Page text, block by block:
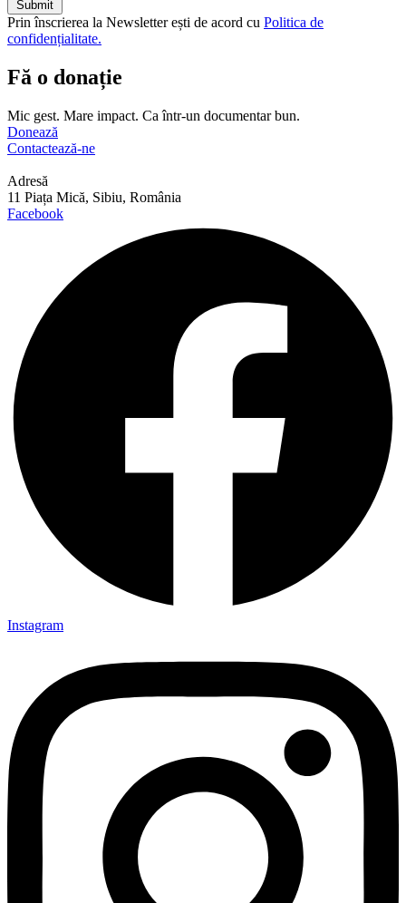
Submit
Prin înscrierea la Newsletter ești de acord cu Politica de
confidențialitate.
Fă o donație
Mic gest. Mare impact. Ca într-un documentar bun.
Donează
Contactează-ne
Adresă
11 Piața Mică, Sibiu, România
Facebook
Instagram